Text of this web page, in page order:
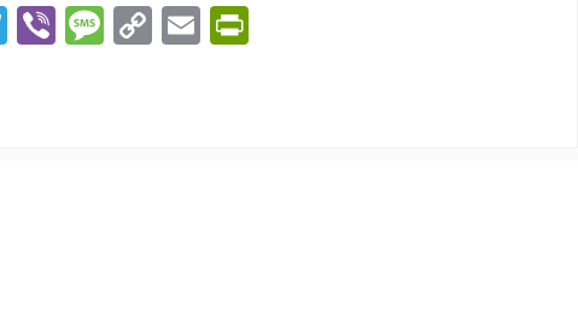
Telegram
ViberMessage
Copy
Link
Email